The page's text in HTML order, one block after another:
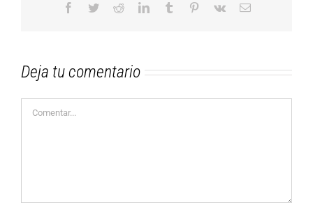
Facebook
TwitterRedditLinkedInTumblr Pinterest
Vk
Correo
Deja tu comentario